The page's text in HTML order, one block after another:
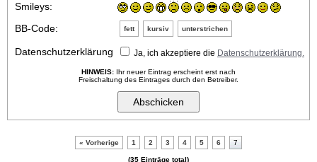
Smileys:
BB-Code:
fett kursiv unterstrichen
Datenschutzerklärung Ja, ich akzeptiere die Datenschutzerklärung.
HINWEIS: Ihr neuer Eintrag erscheint erst nach
Freischaltung des Eintrages durch den Betreiber.
« Vorherige 1 2 3 4 5 6 7
(35 Einträge total)